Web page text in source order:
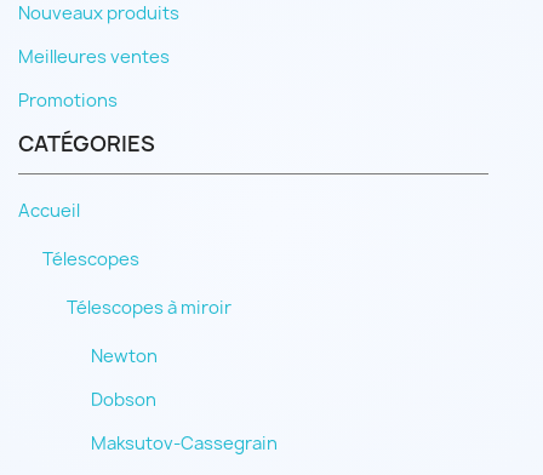
Nouveaux produits
Meilleures ventes
Promotions
CATÉGORIES
Accueil
Télescopes
Télescopes à miroir
Newton
Dobson
Maksutov-Cassegrain